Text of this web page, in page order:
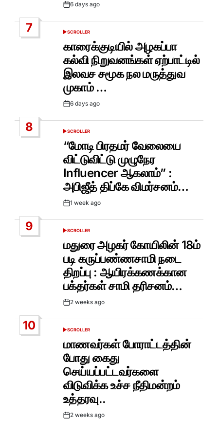
Post6 days ago
7
POSTED
SCROLLER
காரைக்குடியில் அழகப்பா
கல்வி நிறுவனங்கள் ஏற்பாட்டில்
இலவச சமூக நல மருத்துவ
முகாம் …
Post6 days ago
8
POSTED
IN
SCROLLER
“மோடி பிரதமர் வேலையை
விட்டுவிட்டு முழுநேர
Influencer ஆகலாம்” :
அபிஜீத் திப்கே விமர்சனம்…
Post1 week ago
9
POSTED
SCROLLER
மதுரை அழகர் கோயிலின் 18ம்
படி கருப்பண்ணசாமி நடை
திறப்பு : ஆயிரக்கணக்கான
பக்தர்கள் சாமி தரிசனம்…
Post2 weeks ago
10
POSTED
SCROLLER
மாணவர்கள் போராட்டத்தின்
போது கைது
செய்யப்பட்டவர்களை
விடுவிக்க உச்ச நீதிமன்றம்
உத்தரவு..
Post2 weeks ago